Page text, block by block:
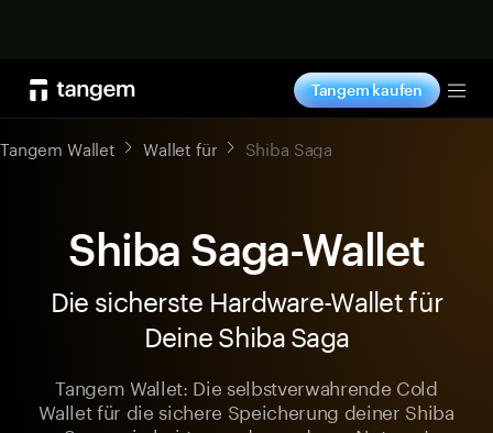
Tangem kaufen
Tangem Wallet Wallet für Shiba Saga
Shiba Saga-Wallet
Die sicherste Hardware-Wallet für
Deine Shiba Saga
Tangem Wallet: Die selbstverwahrende Cold
Wallet für die sichere Speicherung deiner Shiba